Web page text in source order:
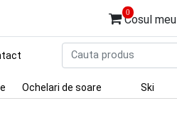
0
Cosul meu
Ochelari de soare Ski